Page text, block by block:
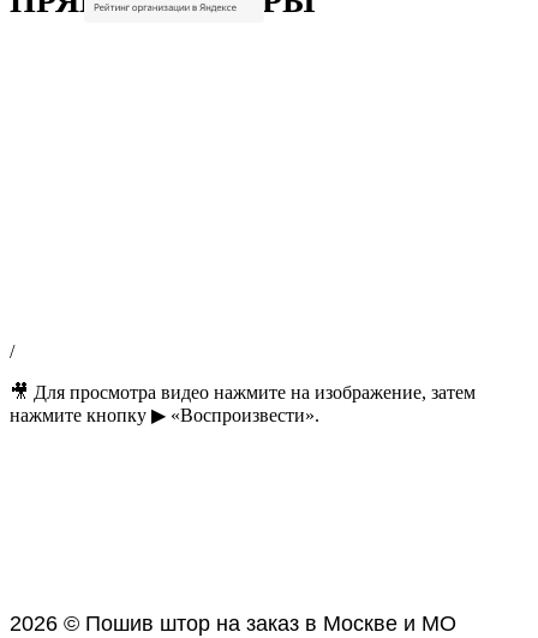
/
🎥 Для просмотра видео нажмите на изображение, затем
нажмите кнопку ▶ «Воспроизвести».
2026 © Пошив штор на заказ в Москве и МО